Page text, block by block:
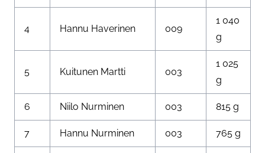
4 Hannu Haverinen 009
1 040
g
5 Kuitunen Martti 003
1 025
g
6 Niilo Nurminen 003 815 g
7 Hannu Nurminen 003 765 g